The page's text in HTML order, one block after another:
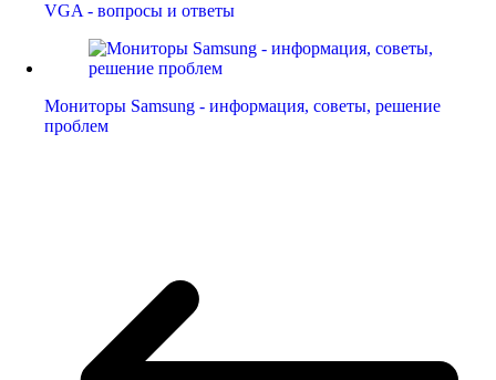
VGA - вопросы и ответы
Мониторы Samsung - информация, советы, решение
проблем